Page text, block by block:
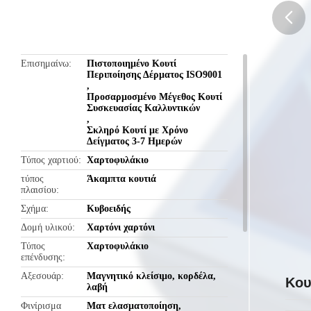
Επισημαίνω
Πιστοποιημένο Κουτί
Περιποίησης Δέρματος ISO9001
,
Προσαρμοσμένο Μέγεθος Κουτί
Συσκευασίας Καλλυντικών
,
Σκληρό Κουτί με Χρόνο
Δείγματος 3-7 Ημερών
Τύπος χαρτιού
Χαρτοφυλάκιο
τύπος
πλαισίου
Άκαμπτα κουτιά
Σχήμα
Κυβοειδής
Δομή υλικού
Χαρτόνι χαρτόνι
Τύπος
επένδυσης
Χαρτοφυλάκιο
Αξεσουάρ
Μαγνητικό κλείσιμο, κορδέλα,
λαβή
Φινίρισμα
Ματ ελασματοποίηση,